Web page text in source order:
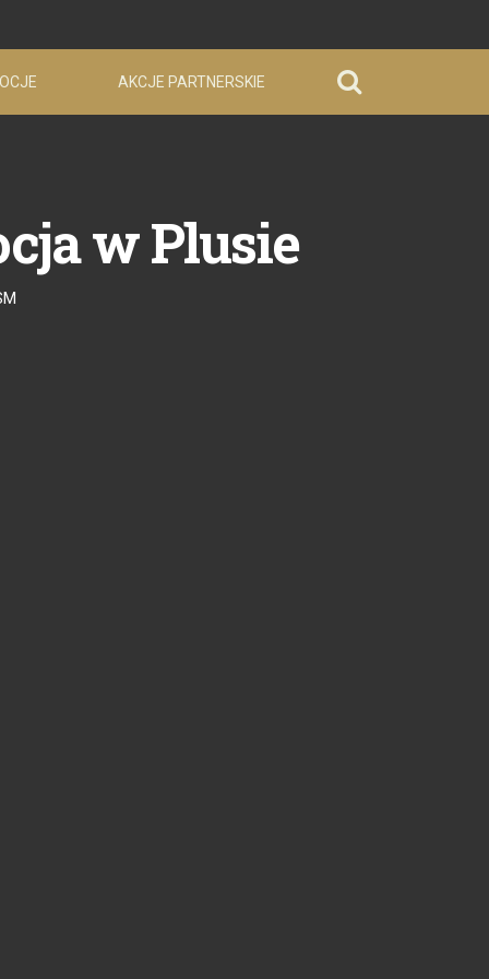
AKCJE PARTNERSKIE
w Plusie